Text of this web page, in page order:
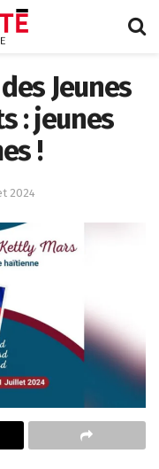
Jeunes
: jeunes
!
2024